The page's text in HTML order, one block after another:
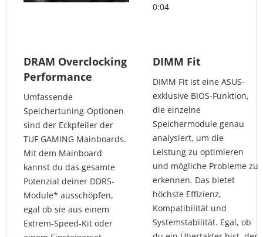
0:04
DRAM Overclocking
Performance
Umfassende
Speichertuning-Optionen
sind der Eckpfeiler der
TUF GAMING Mainboards.
Mit dem Mainboard
kannst du das gesamte
Potenzial deiner DDR5-
Module* ausschöpfen,
egal ob sie aus einem
Extrem-Speed-Kit oder
DIMM Fit
DIMM Fit ist eine ASUS-
exklusive BIOS-Funktion,
die einzelne
Speichermodule genau
analysiert, um die
Leistung zu optimieren
und mögliche Probleme zu
erkennen. Das bietet
höchste Effizienz,
Kompatibilität und
Systemstabilität. Egal, ob